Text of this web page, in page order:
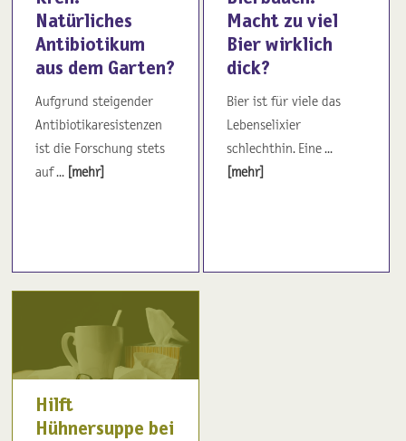
Natürliches
Antibiotikum
aus dem Garten?
Aufgrund steigender
Antibiotikaresistenzen
ist die Forschung stets
auf ... [mehr]
Macht zu viel
Bier wirklich
dick?
Bier ist für viele das
Lebenselixier
schlechthin. Eine ...
[mehr]
Hilft
Hühnersuppe bei